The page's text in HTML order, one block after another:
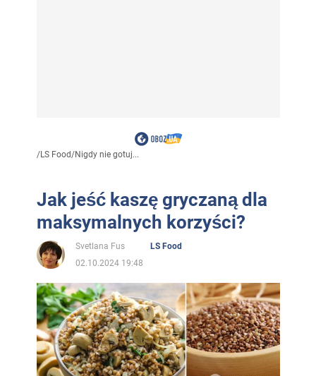
/LS Food/Nigdy nie gotuj...
Jak jeść kaszę gryczaną dla
maksymalnych korzyści?
Svetlana Fus
LS Food
02.10.2024 19:48